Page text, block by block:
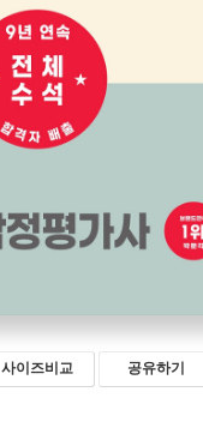
사이즈비교 공유하기